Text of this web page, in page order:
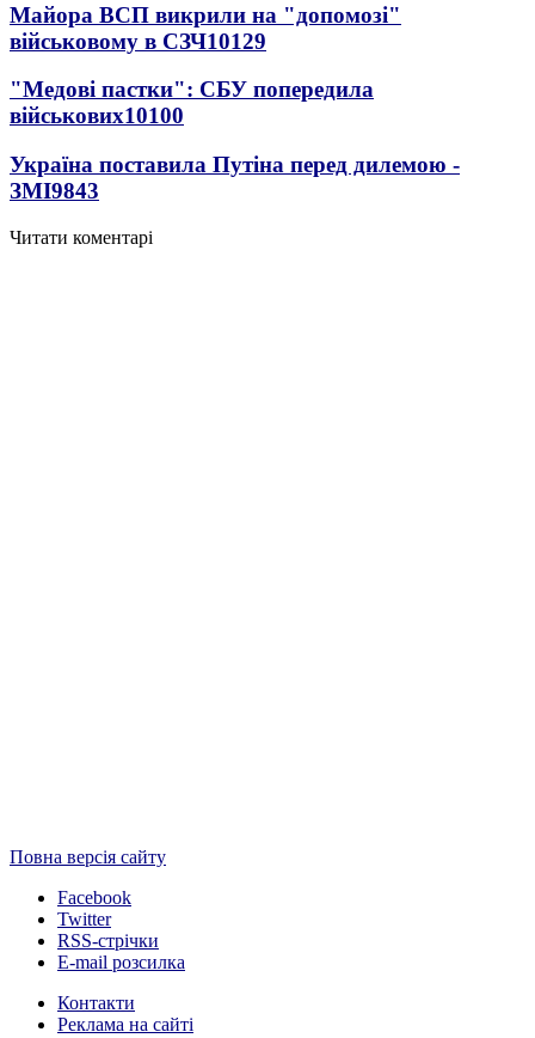
Майора ВСП викрили на "допомозі"
військовому в СЗЧ10129
"Медові пастки": СБУ попередила
військових10100
Україна поставила Путіна перед дилемою -
ЗМІ9843
Читати коментарі
Повна версія сайту
Facebook
Twitter
RSS-стрічки
E-mail розсилка
Контакти
Реклама на сайті